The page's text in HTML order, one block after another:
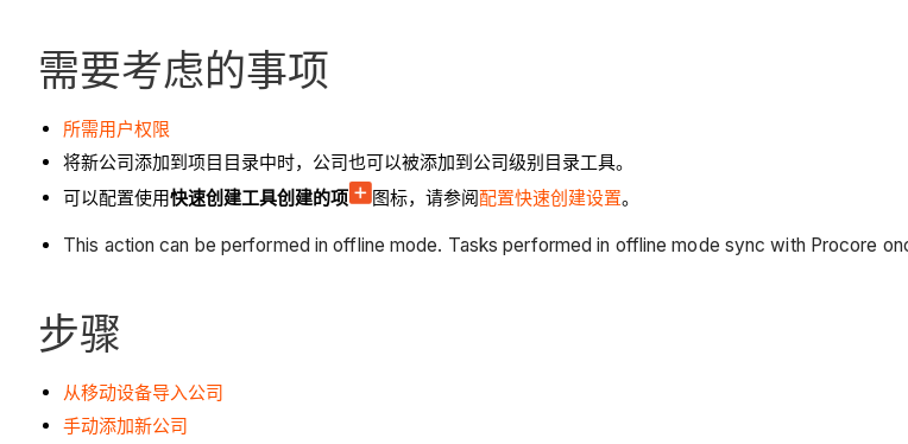
需要考虑的事项
所需用户权限
将新公司添加到项目目录中时，公司也可以被添加到公司级别目录工具。
可以配置使用快速创建工具创建的项 图标，请参阅配置快速创建设置。
This action can be performed in offline mode. Tasks performed in offline mode sync with Procore
步骤
从移动设备导入公司
手动添加新公司